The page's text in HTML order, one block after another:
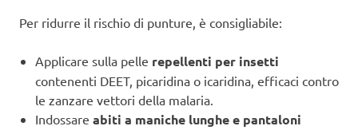
Per ridurre il rischio di punture, è consigliabile:
Applicare sulla pelle repellenti per insetti
contenenti DEET, picaridina o icaridina, efficaci contro
le zanzare vettori della malaria.
Indossare abiti a maniche lunghe e pantaloni